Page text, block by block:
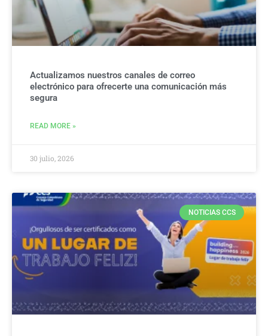
Actualizamos nuestros canales de correo
electrónico para ofrecerte una comunicación más
segura
READ MORE »
30 julio, 2026
NOTICIAS CCS